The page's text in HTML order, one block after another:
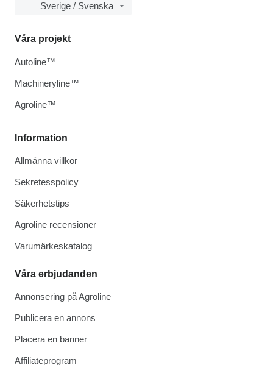
Sverige / Svenska
Information
Allmänna villkor
Sekretesspolicy
Säkerhetstips
Agroline recensioner
Varumärkeskatalog
Våra erbjudanden
Annonsering på Agroline
Publicera en annons
Placera en banner
Affiliateprogram
Våra projekt
Autoline™
Machineryline™
Agroline™